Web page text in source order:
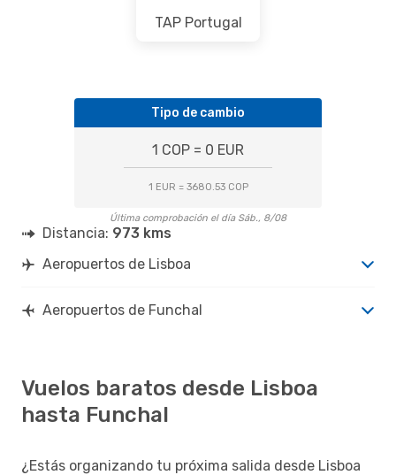
TAP Portugal
Tipo de cambio
1 COP = 0 EUR
1 EUR = 3680.53 COP
Última comprobación el día Sáb., 8/08
Distancia: 973 kms
Aeropuertos de Lisboa
Aeropuertos de Funchal
Vuelos baratos desde Lisboa
hasta Funchal
¿Estás organizando tu próxima salida desde Lisboa